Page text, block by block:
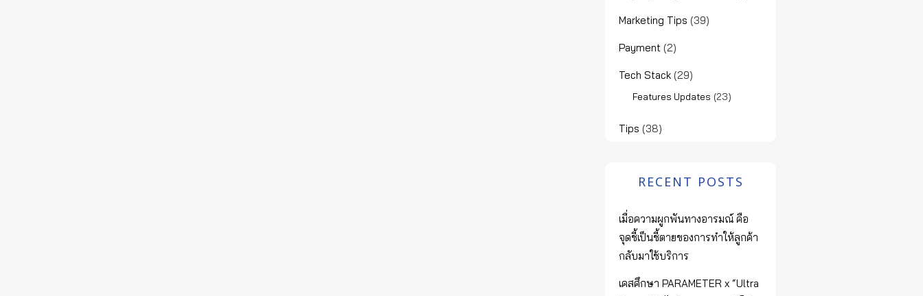
Marketing Tips (39)
Payment (2)
Tech Stack (29)
Features Updates (23)
Tips (38)
RECENT POSTS
เมื่อความผูกพันทางอารมณ์ คือ
จุดชี้เป็นชี้ตายของการทำให้ลูกค้า
กลับมาใช้บริการ
เคสศึกษา PARAMETER x “Ultra